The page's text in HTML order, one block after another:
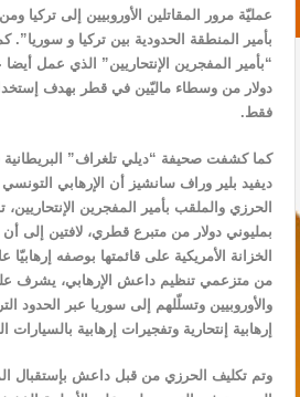
عمليّة مرور المقاتلين الأوروبيين إلى تركيا
بأمير المنطقة الحدودية بين تركيا و سوريا”.
“بأمير المفجرين الإنتحاريين” الذي عمل
دولار من وسطاء ماليّين في قطر بهدف
فقط.
كما كشفت صحيفة “ديلي تلغراف” البريطانية
ديفيد بلير وراف سانشيز أن الإرهابي
الحرزي والملقب بأمير المفجرين
بمليوني دولار من متبرع قطري، لافتين إلى أن
الخزانة الأمريكية على قائمتها بوصفه
من متزعمي تنظيم داعش الإرهابي، يشرف على
والأوروبيين وتسلّلهم إلى سوريا عبر الحدود
إرهابية إنتحارية وتفجيرات إرهابية
وتم تكليف الحرزي من قبل داعش بإستقبال